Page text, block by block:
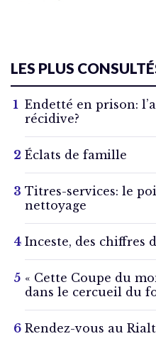
LES PLUS
Endetté en prison:
récidive?
Éclats de famille
Titres-services: le
nettoyage
Inceste, des chiffres
« Cette Coupe du
dans le cercueil du
Rendez-vous au